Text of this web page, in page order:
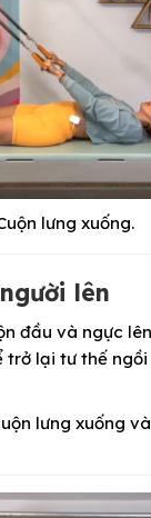
lưng xuống.
lên
đầu và ngực
trở lại tư thế
lưng xuống